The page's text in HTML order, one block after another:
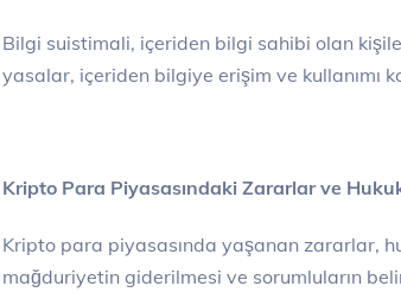
Bilgi suistimali, içeriden bilgi sahibi olan
yasalar, içeriden bilgiye erişim ve kullanımı
Kripto Para Piyasasındaki Zararlar ve
Kripto para piyasasında yaşanan zararlar,
mağduriyetin giderilmesi ve sorumluların